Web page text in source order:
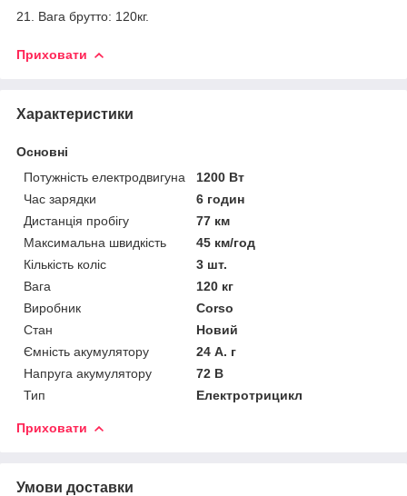
21. Вага брутто: 120кг.
Приховати
Характеристики
Основні
Потужність електродвигуна
1200 Вт
Час зарядки
6 годин
Дистанція пробігу
77 км
Максимальна швидкість
45 км/год
Кількість коліс
3 шт.
Вага
120 кг
Виробник
Corso
Стан
Новий
Ємність акумулятору
24 А. г
Напруга акумулятору
72 В
Тип
Електротрицикл
Приховати
Умови доставки